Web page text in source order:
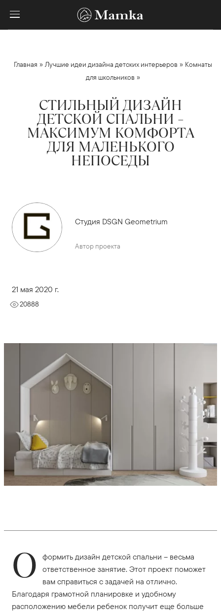
Главная »Лучшие идеи дизайна детских интерьеров » Комнаты
для школьников »
СТИЛЬНЫЙ ДИЗАЙН
ДЕТСКОЙ СПАЛЬНИ –
МАКСИМУМ КОМФОРТА
ДЛЯ МАЛЕНЬКОГО
НЕПОСЕДЫ
Студия DSGN Geometrium
Автор проекта
21 мая 2020 г.
20888
О
формить дизайн детской спальни – весьма
ответственное занятие. Этот проект поможет
вам справиться с задачей на отлично.
Благодаря грамотной планировке и удобному
расположению мебели ребенок получит еще больше